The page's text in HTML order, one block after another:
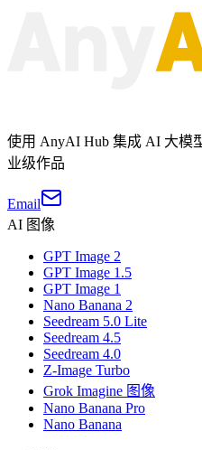
使用 AnyAI Hub 集成 AI 大模
业级作品
Email
AI 图像
GPT Image 2
GPT Image 1.5
GPT Image 1
Nano Banana 2
Seedream 5.0 Lite
Seedream 4.5
Seedream 4.0
Z-Image Turbo
Grok Imagine 图像
Nano Banana Pro
Nano Banana